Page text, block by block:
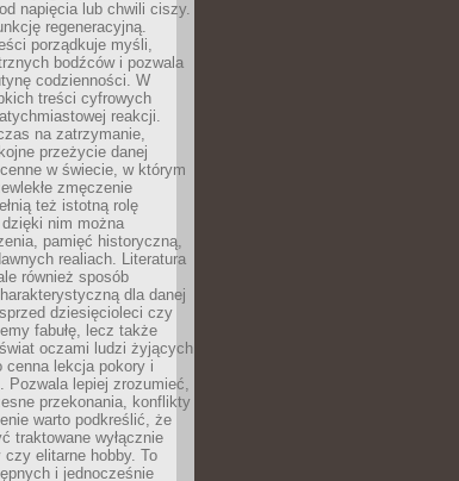
napięcia lub chwili ciszy.
regeneracyjną.
porządkuje myśli,
bodźców i pozwala
codzienności. W
treści cyfrowych
reakcji.
na zatrzymanie,
przeżycie danej
w świecie, w którym
zmęczenie
też istotną rolę
nim można
pamięć historyczną,
realiach. Literatura
również sposób
dla danej
dziesięcioleci czy
fabułę, lecz także
oczami ludzi żyjących
cenna lekcja pokory i
Pozwala lepiej zrozumieć,
przekonania, konflikty
warto podkreślić, że
traktowane wyłącznie
elitarne hobby. To
i jednocześnie